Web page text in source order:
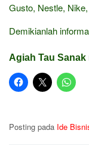
Gusto, Nestle, Nike,
Demikianlah
Agiah Tau Sanak
Posting pada Ide